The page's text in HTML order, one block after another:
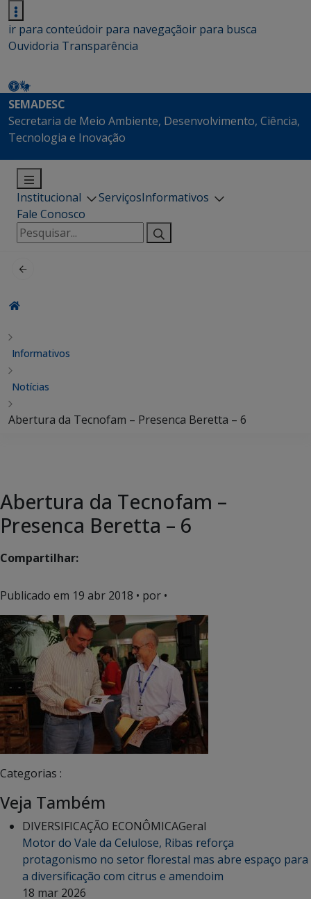
ir para conteúdoir para navegaçãoir para busca
Ouvidoria Transparência
SEMADESC
Secretaria de Meio Ambiente, Desenvolvimento, Ciência,
Tecnologia e Inovação
Institucional ServiçosInformativos
Fale Conosco
Pesquisar
por:
Informativos
Notícias
Abertura da Tecnofam – Presenca Beretta – 6
Abertura da Tecnofam –
Presenca Beretta – 6
Compartilhar:
Publicado em 19 abr 2018 • por •
Categorias :
Veja Também
DIVERSIFICAÇÃO ECONÔMICAGeral
Motor do Vale da Celulose, Ribas reforça
protagonismo no setor florestal mas abre espaço para
a diversificação com citrus e amendoim
18 mar 2026